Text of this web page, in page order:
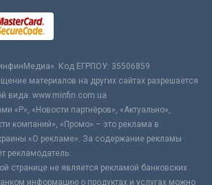
Код ЕГРПОУ: 35506859
материалов на других сайтах разрешается
вида: www.minfin.com.ua
«Р», «Новости партнёров», «Актуально»,
компаний», «Промо» – это реклама в
«О рекламе». За содержание рекламы
рекламодатель.
странице не является рекламой банковских
информацию о продуктах и услугах можно